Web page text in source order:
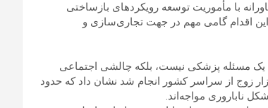
علمی فناورانه با مأموریت توسعه رویکردهای بازساختی
اقدام گامی مهم در جهت تجاری‌سازی و
یک مسئله پزشکی نیست، بلکه چالشی اجتماعی
مطالعه‌ای که حدود ۱۲ تا ۱۳ سال پیش در پژوهشگاه ابن‌سینا روی ۱۹ هزار زوج از سراسر کشور انجام شد نشان داد که حدود